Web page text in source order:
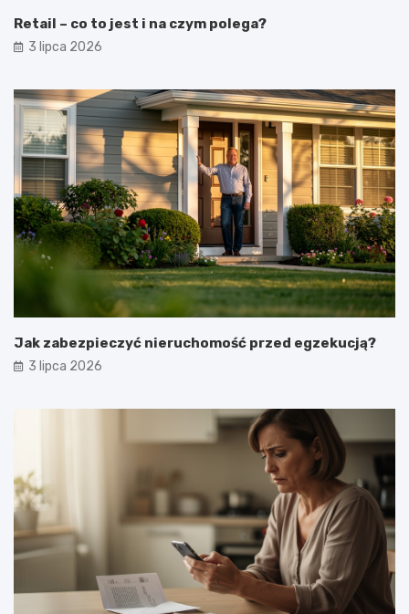
Retail – co to jest i na czym polega?
3 lipca 2026
Jak zabezpieczyć nieruchomość przed egzekucją?
3 lipca 2026